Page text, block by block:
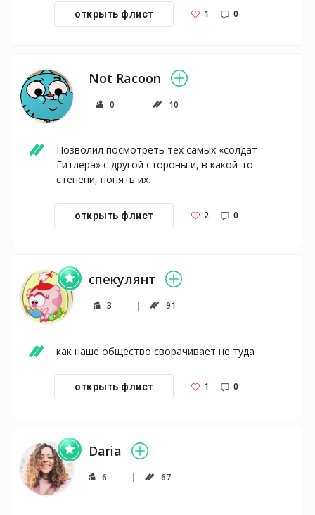
открыть флист 1 0
Not Racoon
0 10
Позволил посмотреть тех самых «солдат
Гитлера» с другой стороны и, в какой-то
степени, понять их.
открыть флист 2 0
спекулянт
3 91
как наше общество сворачивает не туда
открыть флист 1 0
Daria
6 67